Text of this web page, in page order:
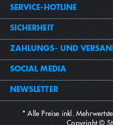
SERVICE-HOTLINE
SICHERHEIT
ZAHLUNGS- UND
SOCIAL MEDIA
NEWSLETTER
* Alle Preise inkl.
Copyright ©